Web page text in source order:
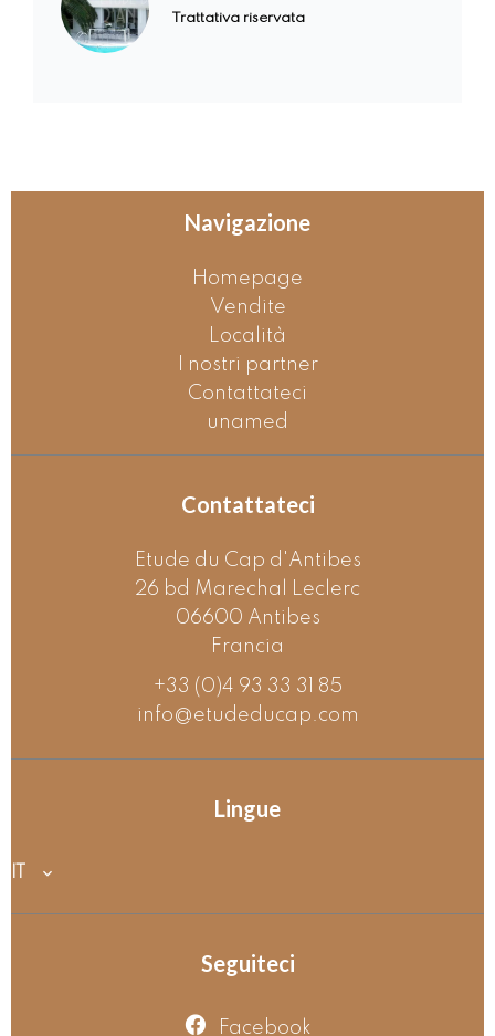
Trattativa riservata
Navigazione
Homepage
Vendite
Località
I nostri partner
Contattateci
unamed
Contattateci
Etude du Cap d'Antibes
26 bd Marechal Leclerc
06600 Antibes
Francia
+33 (0)4 93 33 31 85
info@etudeducap.com
Lingue
Seguiteci
Facebook